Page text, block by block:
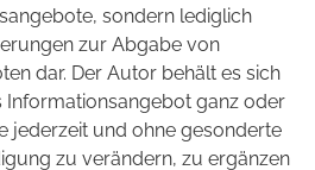
sondern lediglich
zur Abgabe von
dar. Der Autor behält es sich
Informationsangebot ganz oder
jederzeit und ohne gesonderte
zu verändern, zu ergänzen